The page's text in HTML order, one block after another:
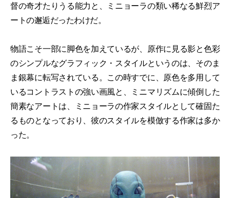
督の奇才たりうる能力と、ミニョーラの類い稀なる鮮烈ア
ートの邂逅だったわけだ。
物語こそ一部に脚色を加えているが、原作に見る影と色彩
のシンプルなグラフィック・スタイルというのは、そのま
ま銀幕に転写されている。この時すでに、原色を多用して
いるコントラストの強い画風と、ミニマリズムに傾倒した
簡素なアートは、ミニョーラの作家スタイルとして確固た
るものとなっており、彼のスタイルを模倣する作家は多か
った。